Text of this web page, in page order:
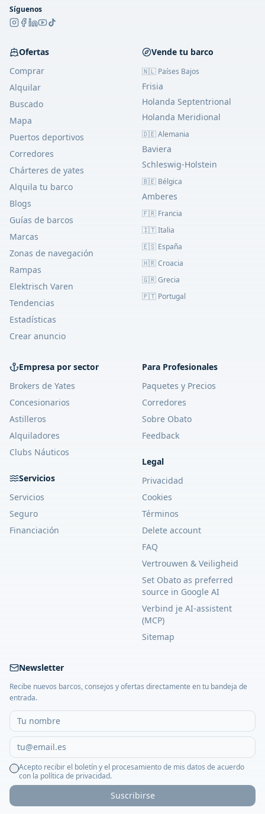
Síguenos
Ofertas
Comprar
Alquilar
Buscado
Mapa
Puertos deportivos
Corredores
Chárteres de yates
Alquila tu barco
Blogs
Guías de barcos
Marcas
Zonas de navegación
Rampas
Elektrisch Varen
Tendencias
Estadísticas
Crear anuncio
Vende tu barco
🇳🇱 Países Bajos
Frisia
Holanda Septentrional
Holanda Meridional
🇩🇪 Alemania
Baviera
Schleswig-Holstein
🇧🇪 Bélgica
Amberes
🇫🇷 Francia
🇮🇹 Italia
🇪🇸 España
🇭🇷 Croacia
🇬🇷 Grecia
🇵🇹 Portugal
Empresa por sector
Brokers de Yates
Concesionarios
Astilleros
Alquiladores
Clubs Náuticos
Servicios
Servicios
Seguro
Financiación
Para Profesionales
Paquetes y Precios
Corredores
Sobre Obato
Feedback
Legal
Privacidad
Cookies
Términos
Delete account
FAQ
Vertrouwen & Veiligheid
Set Obato as preferred
source in Google AI
Verbind je AI-assistent
(MCP)
Sitemap
Newsletter
Recibe nuevos barcos, consejos y ofertas directamente en tu bandeja de
entrada.
Acepto recibir el boletín y el procesamiento de mis datos de acuerdo
con la política de privacidad.
Suscribirse